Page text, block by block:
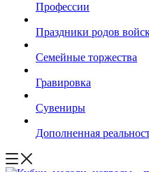
Профессии
Праздники родов
Семейные торжества
Гравировка
Сувениры
Дополненная